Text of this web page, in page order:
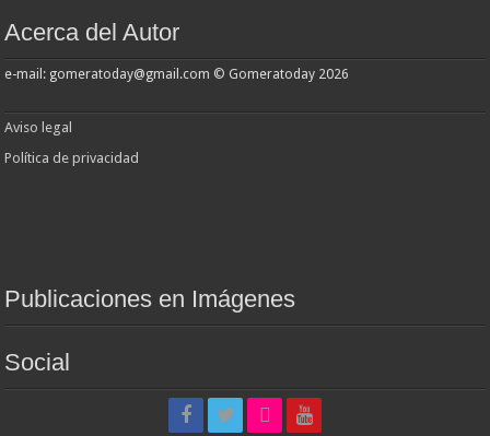
Acerca del Autor
e-mail: gomeratoday@gmail.com © Gomeratoday 2026
Aviso legal
Política de privacidad
Publicaciones en Imágenes
Social